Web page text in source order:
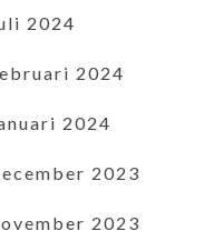
2024
2024
2024
2023
2023